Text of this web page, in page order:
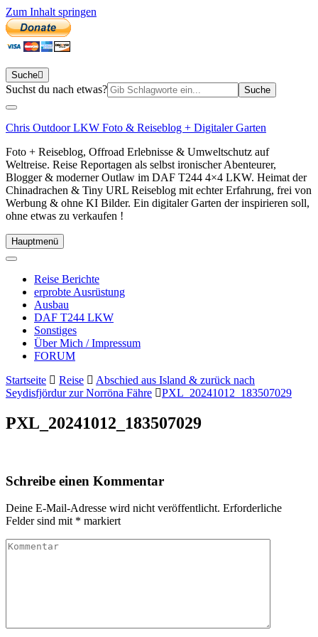
Zum Inhalt springen
Suche
Suchen
Suchst du nach etwas?
Chris Outdoor LKW Foto & Reiseblog + Digitaler Garten
Foto + Reiseblog, Offroad Erlebnisse & Umweltschutz auf
Weltreise. Reise Reportagen als selbst ironischer Abenteurer,
Blogger & moderner Outlaw im DAF T244 4×4 LKW. Heimat der
Chinadrachen & Tiny URL Reiseblog mit echter Erfahrung, frei von
Werbung & ohne KI Bilder. Ein digitaler Garten der inspirieren soll,
ohne etwas zu verkaufen !
Hauptmenü
Reise Berichte
erprobte Ausrüstung
Ausbau
DAF T244 LKW
Sonstiges
Über Mich / Impressum
FORUM
Startseite
Reise
Abschied aus Island & zurück nach
Seydisfjördur zur Norröna Fähre
PXL_20241012_183507029
PXL_20241012_183507029
Schreibe einen Kommentar
Deine E-Mail-Adresse wird nicht veröffentlicht. Erforderliche
Felder sind mit * markiert
Kommentar